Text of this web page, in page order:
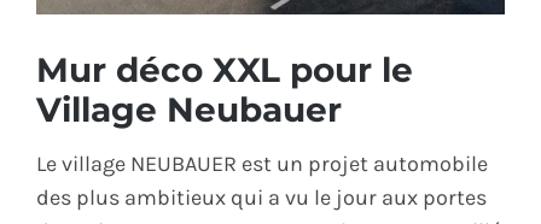
CONTACT
Mur déco XXL pour le
Village Neubauer
Le village NEUBAUER est un projet automobile
des plus ambitieux qui a vu le jour aux portes